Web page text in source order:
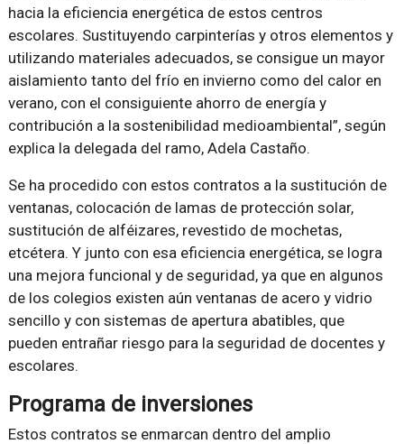
hacia la eficiencia energética de estos centros
escolares. Sustituyendo carpinterías y otros elementos y
utilizando materiales adecuados, se consigue un mayor
aislamiento tanto del frío en invierno como del calor en
verano, con el consiguiente ahorro de energía y
contribución a la sostenibilidad medioambiental”, según
explica la delegada del ramo, Adela Castaño.
Se ha procedido con estos contratos a la sustitución de
ventanas, colocación de lamas de protección solar,
sustitución de alféizares, revestido de mochetas,
etcétera. Y junto con esa eficiencia energética, se logra
una mejora funcional y de seguridad, ya que en algunos
de los colegios existen aún ventanas de acero y vidrio
sencillo y con sistemas de apertura abatibles, que
pueden entrañar riesgo para la seguridad de docentes y
escolares.
Programa de inversiones
Estos contratos se enmarcan dentro del amplio